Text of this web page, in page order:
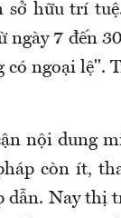
sở hữu trí
ngày 7 đến
ngoại lệ".
nội dung
còn ít,
dẫn. Nay thị